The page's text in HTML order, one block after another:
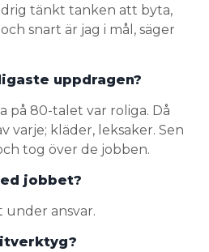
tänkt tanken att byta,
snart är jag i mål, säger
uppdragen?
på 80-talet var roliga. Då
varje; kläder, leksaker. Sen
tog över de jobben.
jobbet?
under ansvar.